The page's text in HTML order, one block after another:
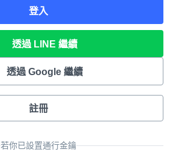
登入
透過 LINE 繼續
透過 Google 繼續
註冊
若你已設置通行金鑰